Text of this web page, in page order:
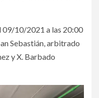
09/10/2021 a las 20:00
Sebastián, arbitrado
y X. Barbado